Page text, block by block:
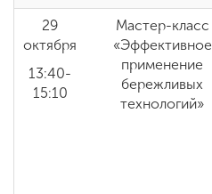
29
октября
13:40-
15:10
Мастер-класс
«Эффективное
применение
бережливых
технологий»